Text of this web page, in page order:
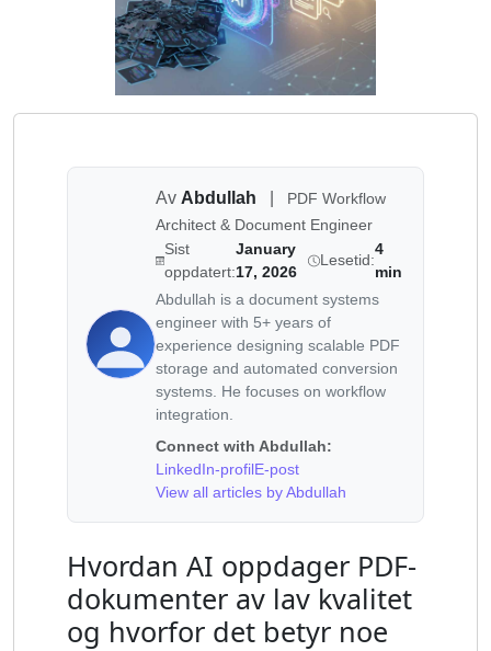
Av Abdullah
PDF Workflow
Architect & Document Engineer
Sist
oppdatert:
January
17, 2026
Lesetid:
4
min
Abdullah is a document systems
engineer with 5+ years of
experience designing scalable PDF
storage and automated conversion
systems. He focuses on workflow
integration.
Connect with Abdullah:
LinkedIn-profilE-post
View all articles by Abdullah
Hvordan AI oppdager PDF-
dokumenter av lav kvalitet
og hvorfor det betyr noe